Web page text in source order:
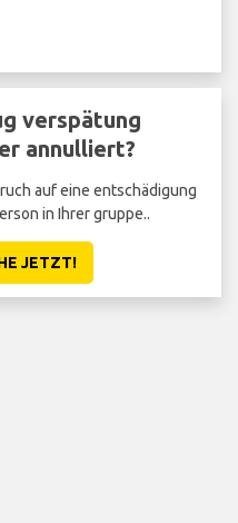
verspätung
annulliert?
auf eine entschädigung
in Ihrer gruppe..
JETZT!